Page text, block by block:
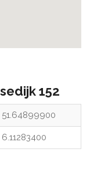
152
51.64899900
6.11283400